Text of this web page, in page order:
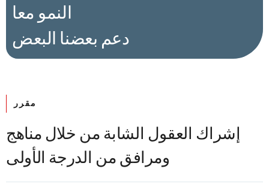
النمو معا
دعم بعضنا البعض
مقرر
إشراك العقول الشابة من خلال مناهج
ومرافق من الدرجة الأولى